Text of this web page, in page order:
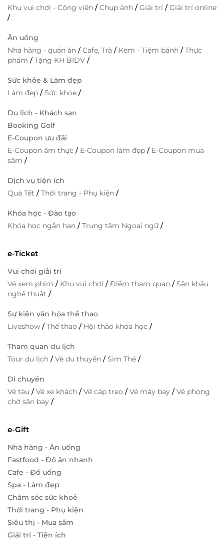
Khu vui chơi - Công viên /Chụp ảnh /Giải trí /Giải trí online
/
Ăn uống
Nhà hàng - quán ăn /Cafe, Trà / Kem - Tiệm bánh /Thực
phẩm /Tặng KH BIDV /
Sức khỏe & Làm đẹp
Làm đẹp /Sức khỏe /
Du lịch - Khách sạn
Booking Golf
E-Coupon ưu đãi
E-Coupon ẩm thực / E-Coupon làm đẹp / E-Coupon mua
sắm /
Dịch vụ tiện ích
Quà Tết /Thời trang - Phụ kiện /
Khóa học - Đào tạo
Khóa học ngắn hạn /Trung tâm Ngoại ngữ/
e-Ticket
Vui chơi giải trí
Vé xem phim / Khu vui chơi /Điểm tham quan /Sân khấu
nghệ thuật /
Sự kiện văn hóa thể thao
Liveshow /Thể thao / Hội thảo khóa học /
Tham quan du lịch
Tour du lịch /Vé du thuyền /Sim Thẻ /
Di chuyển
Vé tàu /Vé xe khách /Vé cáp treo /Vé máy bay /Vé phòng
chờ sân bay /
e-Gift
Nhà hàng - Ăn uống
Fastfood - Đồ ăn nhanh
Cafe - Đồ uống
Spa - Làm đẹp
Chăm sóc sức khoẻ
Thời trang - Phụ kiện
Siêu thị - Mua sắm
Giải trí - Tiện ích